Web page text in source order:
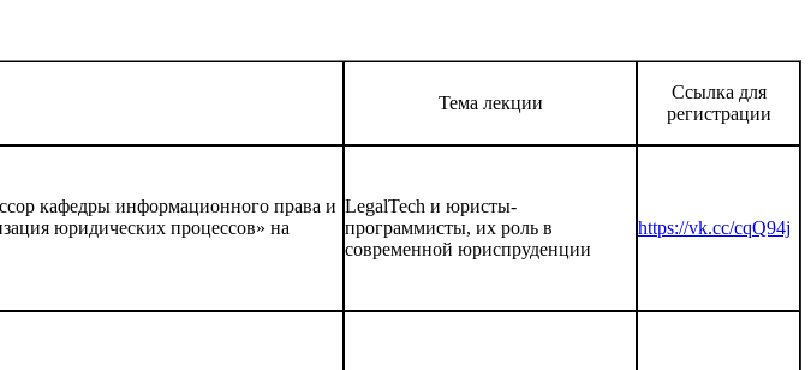
Тема лекции
Ссылка для
регистрации
кафедры информационного права и
юридических процессов» на
LegalTech и юристы-
программисты, их роль в
современной юриспруденции
https://vk.cc/cqQ94j